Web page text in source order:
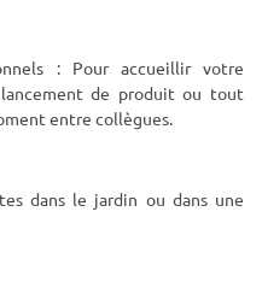
: Pour accueillir votre
de produit ou tout
entre collègues.
dans le jardin ou dans une